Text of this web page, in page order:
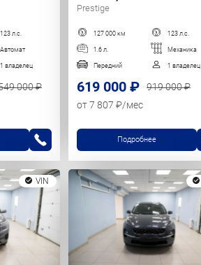
123 л.с.
Автомат
1 владелец
000 ₽
Prestige
127 000 км 123 л.с.
1.6 л. Механика
Передний 1 владелец
619 000 ₽
919 000 ₽
от 7 807 ₽/мес
Подробнее
VIN